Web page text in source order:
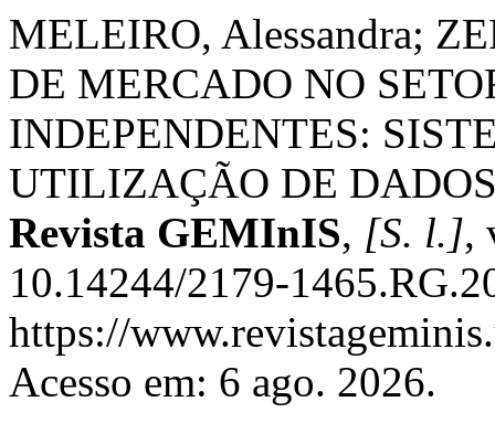
MELEIRO, Alessandra;
DE MERCADO NO
INDEPENDENTES:
UTILIZAÇÃO DE
Revista GEMInIS, [S. l.],
10.14244/2179-
https://
Acesso em: 6 ago. 2026.